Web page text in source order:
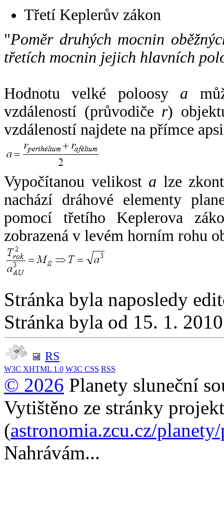
Třetí Keplerův zákon
"Poměr druhých mocnin
třetích mocnin jejich hlavních
Hodnotu velké poloosy a
vzdáleností (průvodiče r)
vzdáleností najdete na přímce
Vypočítanou velikost a lze
nachází dráhové elementy
pomocí třetího Keplerova
zobrazená v levém horním rohu
Stránka byla naposledy
Stránka byla od 15. 1.
RS
W3C XHTML 1.0 W3C CSS RSS
© 2026 Planety sluneční
Vytištěno ze stránky
(astronomia.zcu.cz/
Nahrávám...